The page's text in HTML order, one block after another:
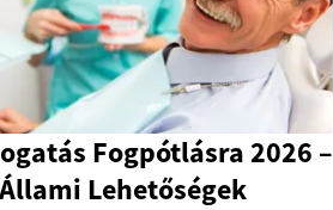
Fogpótlásra 2026 –
Állami Lehetőségek